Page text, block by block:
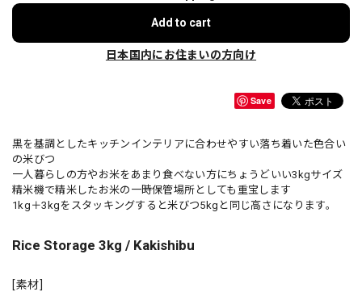
Add to cart
日本国内にお住まいの方向け
Save
黒を基調としたキッチンインテリアに合わせやすい落ち着いた色合い
の米びつ
一人暮らしの方やお米をあまり食べない方にちょうどいい3kgサイズ
精米機で精米したお米の一時保管場所としても重宝します
1kg＋3kgをスタッキングすると米びつ5kgと同じ高さになります。
Rice Storage 3kg / Kakishibu
[素材]